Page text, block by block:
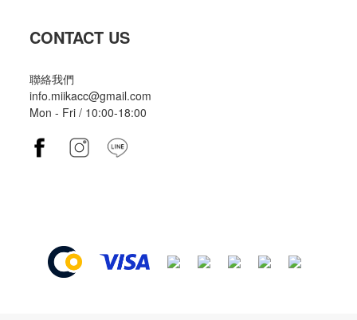
CONTACT US
聯絡我們
info.miikacc@gmail.com
Mon - Fri / 10:00-18:00